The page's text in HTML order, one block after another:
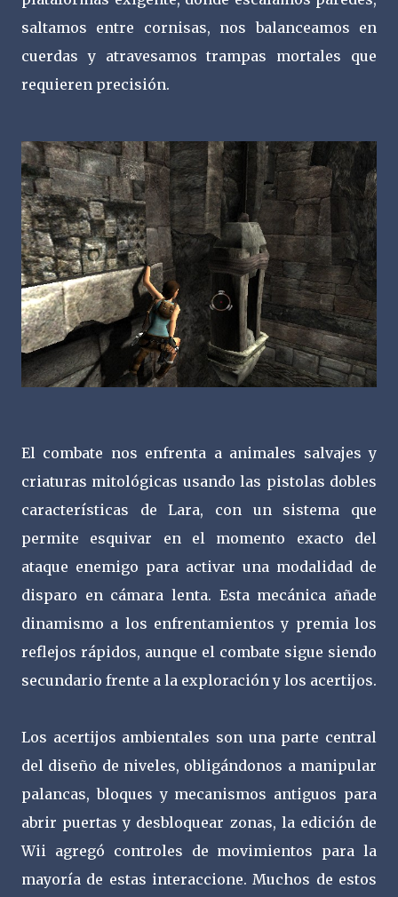
saltamos entre cornisas, nos balanceamos en
cuerdas y atravesamos trampas mortales que
requieren precisión.
El combate nos enfrenta a animales salvajes y
criaturas mitológicas usando las pistolas dobles
características de Lara, con un sistema que
permite esquivar en el momento exacto del
ataque enemigo para activar una modalidad de
disparo en cámara lenta. Esta mecánica añade
dinamismo a los enfrentamientos y premia los
reflejos rápidos, aunque el combate sigue siendo
secundario frente a la exploración y los acertijos.
Los acertijos ambientales son una parte central
del diseño de niveles, obligándonos a manipular
palancas, bloques y mecanismos antiguos para
abrir puertas y desbloquear zonas, la edición de
Wii agregó controles de movimientos para la
mayoría de estas interaccione. Muchos de estos